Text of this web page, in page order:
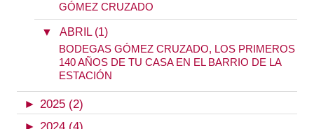
GÓMEZ CRUZADO
▼ ABRIL (1)
BODEGAS GÓMEZ CRUZADO, LOS PRIMEROS
140 AÑOS DE TU CASA EN EL BARRIO DE LA
ESTACIÓN
► 2025 (2)